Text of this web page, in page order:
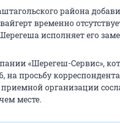
района
временно
исполняет его
«Шерегеш-Сервис»,
на просьбу
организации
месте.